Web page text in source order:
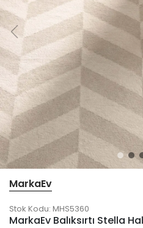
MarkaEv
Stok Kodu: MHS5360
MarkaEv Balıksırtı Stella